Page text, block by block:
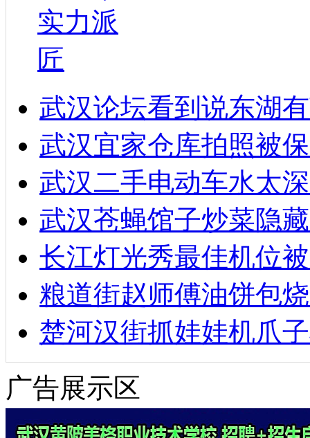
实力派
匠
武汉论坛看到说东湖
武汉宜家仓库拍照被
武汉二手电动车水太
武汉苍蝇馆子炒菜隐
长江灯光秀最佳机位
粮道街赵师傅油饼包
楚河汉街抓娃娃机爪
广告展示区